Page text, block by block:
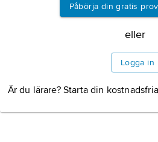
Påbörja din gratis
eller
Logga in
Är du lärare? Starta din